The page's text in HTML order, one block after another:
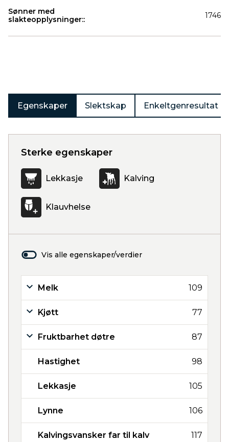
Sønner med
slakteopplysninger::
1746
Egenskaper Slektskap Enkeltgenresultat
Sterke egenskaper
Lekkasje Kalving
Klauvhelse
Vis alle egenskaper/verdier
Melk 109
Kjøtt 77
Fruktbarhet døtre 87
Hastighet 98
Lekkasje 105
Lynne 106
Kalvingsvansker far til kalv 117